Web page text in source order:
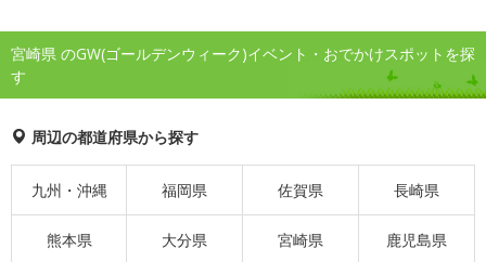
宮崎県 のGW(ゴールデンウィーク)イベント・おでかけスポットを探
す
周辺の都道府県から探す
九州・沖縄 福岡県 佐賀県 長崎県
熊本県 大分県 宮崎県 鹿児島県